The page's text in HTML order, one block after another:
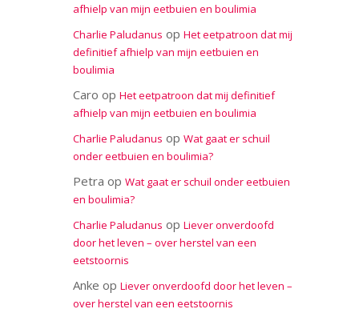
afhielp van mijn eetbuien en boulimia
Charlie Paludanus op Het eetpatroon dat mij
definitief afhielp van mijn eetbuien en
boulimia
Caro op Het eetpatroon dat mij definitief
afhielp van mijn eetbuien en boulimia
Charlie Paludanus op Wat gaat er schuil
onder eetbuien en boulimia?
Petra op Wat gaat er schuil onder eetbuien
en boulimia?
Charlie Paludanus op Liever onverdoofd
door het leven – over herstel van een
eetstoornis
Anke op Liever onverdoofd door het leven –
over herstel van een eetstoornis